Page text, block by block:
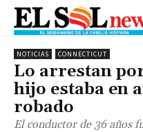
NOTICIAS CONNECTICUT
Lo arrestan
hijo estaba en
robado
El conductor de 36 años